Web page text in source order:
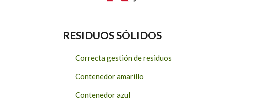
RESIDUOS SÓLIDOS
Correcta gestión de residuos
Contenedor amarillo
Contenedor azul